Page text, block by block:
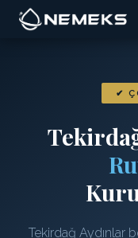
✔
Tekirdağ Aydınlar